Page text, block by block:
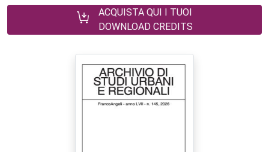
ACQUISTA QUI I TUOI
DOWNLOAD CREDITS